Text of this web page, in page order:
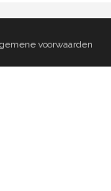
voorwaarden